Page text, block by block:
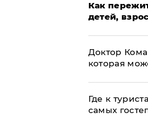
Как
детей,
Доктор
которая
Где к
самых